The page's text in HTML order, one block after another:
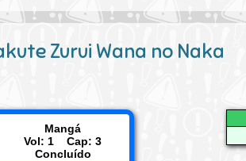
Zurui Wana no Naka
Mangá
Vol: 1 Cap: 3
Concluído